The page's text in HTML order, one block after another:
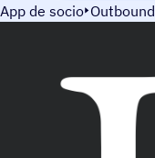
App de socio Outbound